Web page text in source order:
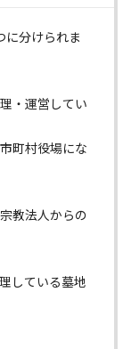
に分けられま
・運営してい
町村役場にな
教法人からの
している墓地